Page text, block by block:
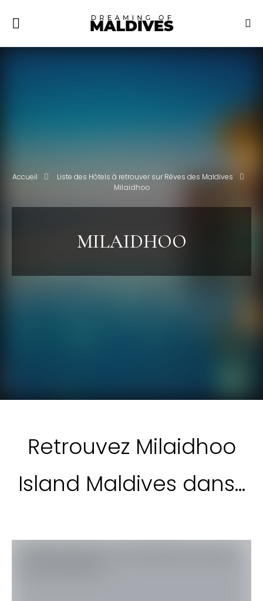
Accueil
Liste des Hôtels à retrouver sur Rêves des Maldives
Milaidhoo
MILAIDHOO
Retrouvez Milaidhoo
Island Maldives dans…